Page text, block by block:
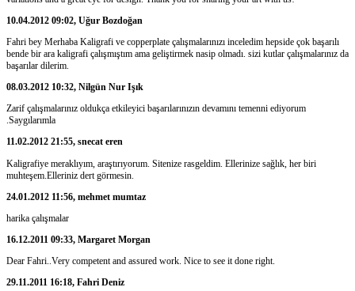
10.04.2012 09:02, Uğur Bozdoğan
Fahri bey Merhaba Kaligrafi ve copperplate çalışmalarınızı inceledim hepside çok başarılı
bende bir ara kaligrafi çalışmıştım ama geliştirmek nasip olmadı. sizi kutlar çalışmalarınız da
başarılar dilerim.
08.03.2012 10:32, Nilgün Nur Işık
Zarif çalışmalarınız oldukça etkileyici başarılarınızın devamını temenni ediyorum
.Saygılarımla
11.02.2012 21:55, snecat eren
Kaligrafiye meraklıyım, araştırıyorum. Sitenize rasgeldim. Ellerinize sağlık, her biri
muhteşem.Elleriniz dert görmesin.
24.01.2012 11:56, mehmet mumtaz
harika çalışmalar
16.12.2011 09:33, Margaret Morgan
Dear Fahri..Very competent and assured work. Nice to see it done right.
29.11.2011 16:18, Fahri Deniz